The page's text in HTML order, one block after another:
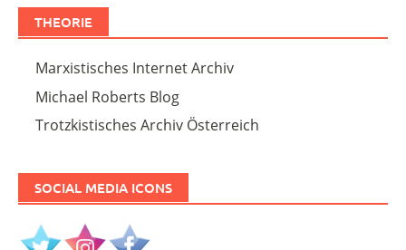
THEORIE
Marxistisches Internet Archiv
Michael Roberts Blog
Trotzkistisches Archiv Österreich
SOCIAL MEDIA ICONS